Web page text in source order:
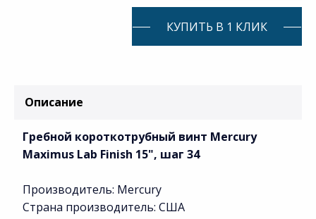
КУПИТЬ В 1 КЛИК
Описание
Гребной короткотрубный винт Mercury
Maximus Lab Finish 15", шаг 34
Производитель: Mercury
Страна производитель: США